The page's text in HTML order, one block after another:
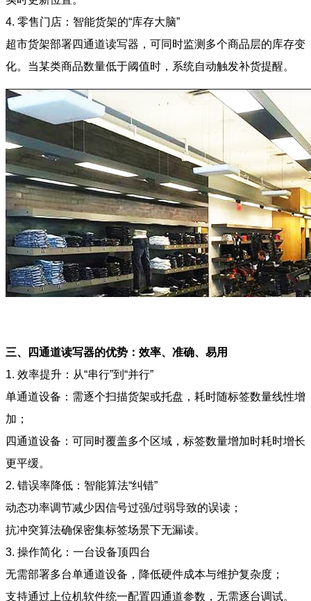
4. 零售门店：智能货架的“库存大脑”
超市货架部署四通道读写器，可同时监测多个商品层的库存变
化。当某类商品数量低于阈值时，系统自动触发补货提醒。
三、四通道读写器的优势：效率、准确、易用
1. 效率提升：从“串行”到“并行”
单通道设备：需逐个扫描货架或托盘，耗时随标签数量线性增
加；
四通道设备：可同时覆盖多个区域，标签数量增加时耗时增长
更平缓。
2. 错误率降低：智能算法“纠错”
动态功率调节减少因信号过强/过弱导致的误读；
抗冲突算法确保密集标签场景下无漏读。
3. 操作简化：一台设备顶四台
无需部署多台单通道设备，降低硬件成本与维护复杂度；
支持通过上位机软件统一配置四通道参数，无需逐台调试。